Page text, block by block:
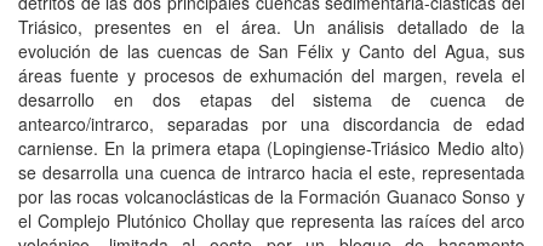
Triásico, presentes en el área. Un análisis detallado de la
evolución de las cuencas de San Félix y Canto del Agua, sus
áreas fuente y procesos de exhumación del margen, revela el
desarrollo en dos etapas del sistema de cuenca de
antearco/intrarco, separadas por una discordancia de edad
carniense. En la primera etapa (Lopingiense-Triásico Medio alto)
se desarrolla una cuenca de intrarco hacia el este, representada
por las rocas volcanoclásticas de la Formación Guanaco Sonso y
el Complejo Plutónico Chollay que representa las raíces del arco